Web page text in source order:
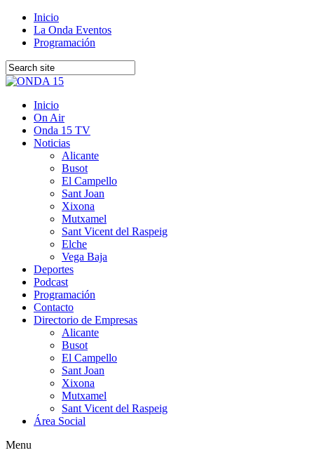
Inicio
La Onda Eventos
Programación
Inicio
On Air
Onda 15 TV
Noticias
Alicante
Busot
El Campello
Sant Joan
Xixona
Mutxamel
Sant Vicent del Raspeig
Elche
Vega Baja
Deportes
Podcast
Programación
Contacto
Directorio de Empresas
Alicante
Busot
El Campello
Sant Joan
Xixona
Mutxamel
Sant Vicent del Raspeig
Área Social
Menu